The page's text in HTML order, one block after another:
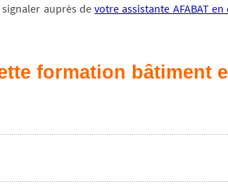
signaler auprès devotre assistante AFABAT
formation bâtiment